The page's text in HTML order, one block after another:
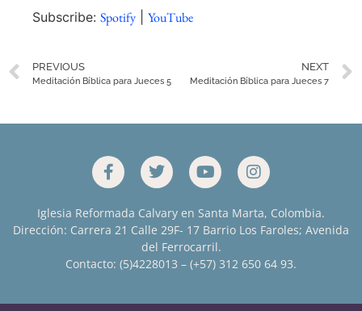
SHARE
EMBED
Subscribe: Spotify| YouTube
PREVIOUS
Meditación Bíblica para Jueces 5
NEXT
Meditación Bíblica para Jueces 7
Iglesia Reformada Calvary en Santa Marta, Colombia.
Dirección: Carrera 21 Calle 29F- 17 Barrio Los Faroles; Avenida
del Ferrocarril.
Contacto: (5)4228013 – (+57) 312 650 64 93.